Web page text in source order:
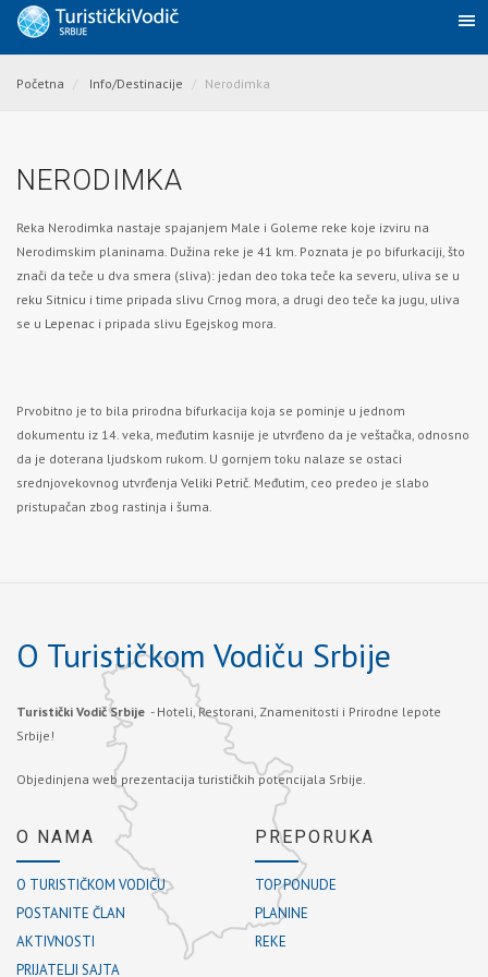
Početna Info/Destinacije Nerodimka
NERODIMKA
Reka Nerodimka nastaje spajanjem Male i Goleme reke koje izviru na
Nerodimskim planinama. Dužina reke je 41 km. Poznata je po bifurkaciji, što
znači da teče u dva smera (sliva): jedan deo toka teče ka severu, uliva se u
reku Sitnicu i time pripada slivu Crnog mora, a drugi deo teče ka jugu, uliva
se u Lepenac i pripada slivu Egejskog mora.
Prvobitno je to bila prirodna bifurkacija koja se pominje u jednom
dokumentu iz 14. veka, međutim kasnije je utvrđeno da je veštačka, odnosno
da je doterana ljudskom rukom. U gornjem toku nalaze se ostaci
srednjovekovnog utvrđenja Veliki Petrič. Međutim, ceo predeo je slabo
pristupačan zbog rastinja i šuma.
O Turističkom Vodiču Srbije
Turistički Vodič Srbije - Hoteli, Restorani, Znamenitosti i Prirodne lepote
Srbije!
Objedinjena web prezentacija turističkih potencijala Srbije.
O NAMA
O TURISTIČKOM VODIČU
POSTANITE ČLAN
AKTIVNOSTI
PRIJATELJI SAJTA
PREPORUKA
TOP PONUDE
PLANINE
REKE